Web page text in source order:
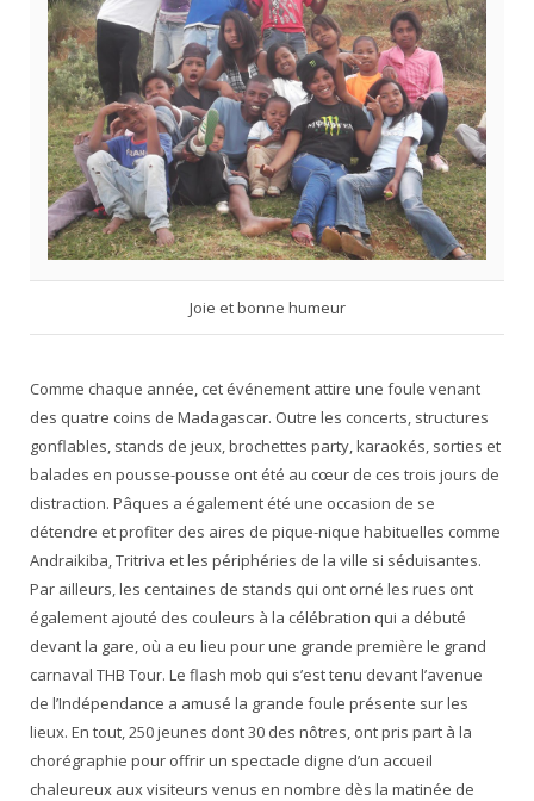
Joie et bonne humeur
Comme chaque année, cet événement attire une foule venant
des quatre coins de Madagascar. Outre les concerts, structures
gonflables, stands de jeux, brochettes party, karaokés, sorties et
balades en pousse-pousse ont été au cœur de ces trois jours de
distraction. Pâques a également été une occasion de se
détendre et profiter des aires de pique-nique habituelles comme
Andraikiba, Tritriva et les périphéries de la ville si séduisantes.
Par ailleurs, les centaines de stands qui ont orné les rues ont
également ajouté des couleurs à la célébration qui a débuté
devant la gare, où a eu lieu pour une grande première le grand
carnaval THB Tour. Le flash mob qui s’est tenu devant l’avenue
de l’Indépendance a amusé la grande foule présente sur les
lieux. En tout, 250 jeunes dont 30 des nôtres, ont pris part à la
chorégraphie pour offrir un spectacle digne d’un accueil
chaleureux aux visiteurs venus en nombre dès la matinée de